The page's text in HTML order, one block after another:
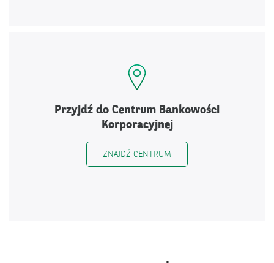
Przyjdź do Centrum Bankowości
Korporacyjnej
ZNAJDŹ CENTRUM